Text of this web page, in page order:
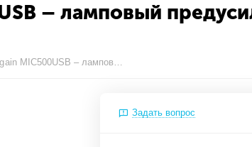
– ламповый
Behringer Tube Ultragain MIC500USB – ламповый предусилитель с USB-аудиоинтерфейсом
Задать вопрос